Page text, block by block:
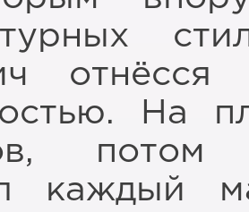
На
потом
каждый